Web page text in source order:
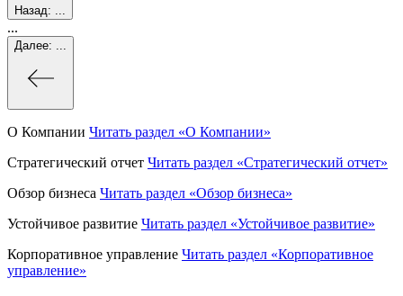
Назад:
...
Далее:
О Компании Читать раздел «О Компании»
Стратегический отчет Читать раздел «Стратегический отчет»
Обзор бизнеса Читать раздел «Обзор бизнеса»
Устойчивое развитие Читать раздел «Устойчивое развитие»
Корпоративное управление Читать раздел «Корпоративное
управление»